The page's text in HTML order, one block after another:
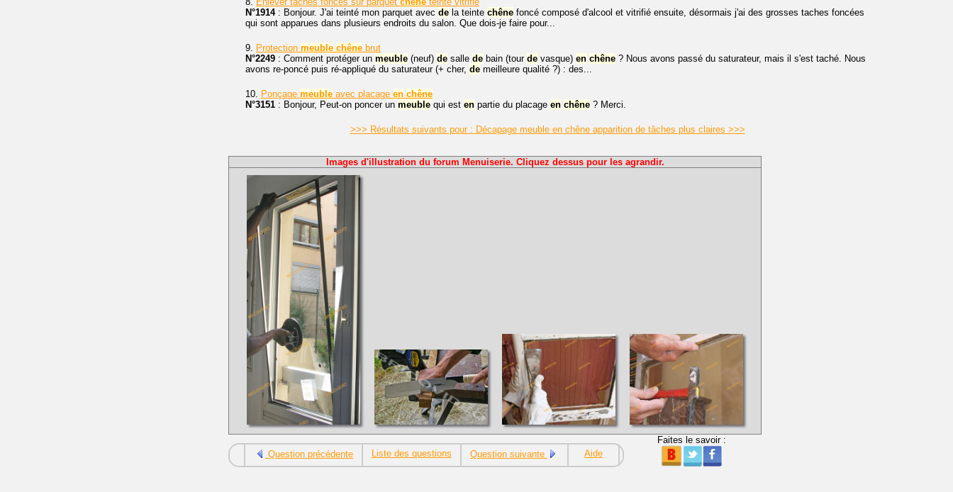
N°1914: Bonjour. J'ai teinté mon parquet avec de la teinte chêne foncé composé d'alcool et vitrifié ensuite, désormais j'ai des grosses taches foncées
qui sont apparues dans plusieurs endroits du salon. Que dois-je faire pour...
9. Protection meuble chêne brut
N°2249 : Comment protéger un meuble (neuf) de salle de bain (tour de vasque) en chêne ? Nous avons passé du saturateur, mais il s'est taché. Nous
avons re-poncé puis ré-appliqué du saturateur (+ cher, de meilleure qualité ?) : des...
10. Ponçage meuble avec placage en chêne
N°3151 : Bonjour, Peut-on poncer un meuble qui est en partie du placage en chêne ? Merci.
>>> Résultats suivants pour : Décapage meuble en chêne apparition de tâches plus claires >>>
Images d'illustration du forum Menuiserie. Cliquez dessus pour les agrandir.
Question précédente Liste des questions Question suivante Aide
Faites le savoir :